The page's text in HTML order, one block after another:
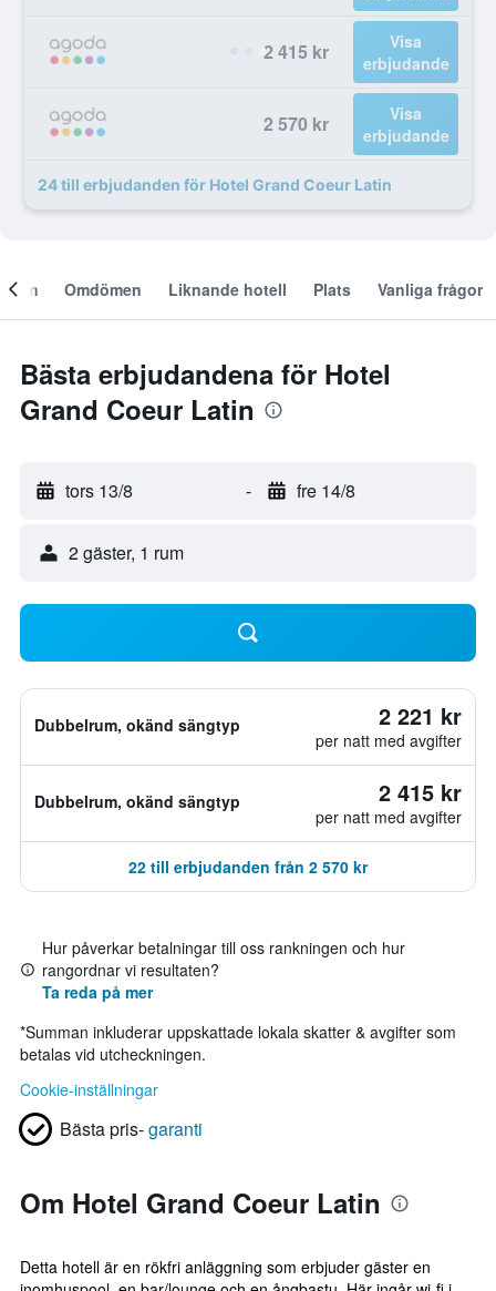
2 415 kr
Visa
erbjudande
2 570 kr
Visa
erbjudande
24 till erbjudanden för Hotel Grand Coeur Latin
Om Omdömen Liknande hotell Plats Vanliga frågor
Bästa erbjudandena för Hotel
Grand Coeur Latin
tors 13/8 - fre 14/8
2 gäster, 1 rum
Dubbelrum, okänd sängtyp 2 221 kr
per natt med avgifter
Dubbelrum, okänd sängtyp 2 415 kr
per natt med avgifter
22 till erbjudanden från 2 570 kr
Hur påverkar betalningar till oss rankningen och hur
rangordnar vi resultaten?
Ta reda på mer
*Summan inkluderar uppskattade lokala skatter & avgifter som
betalas vid utcheckningen.
Cookie-inställningar
Bästa pris-garanti
Om Hotel Grand Coeur Latin
Detta hotell är en rökfri anläggning som erbjuder gäster en